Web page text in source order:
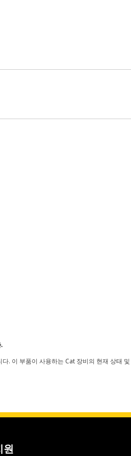
. 이 부품이 사용하는 Cat 장비의 현재 상태
원